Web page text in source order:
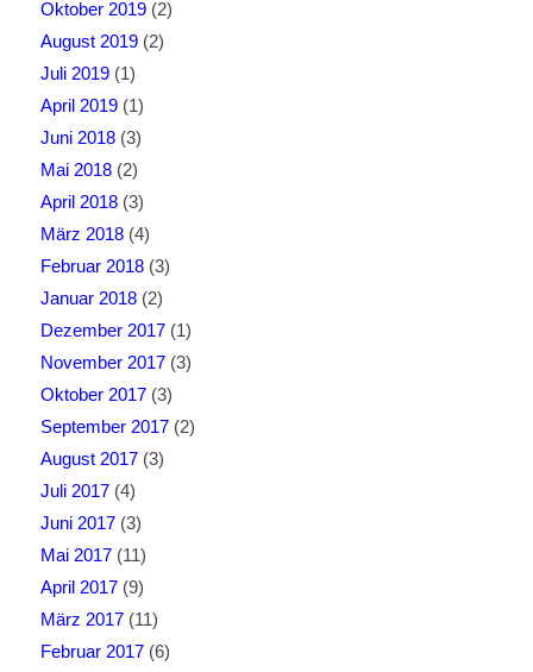
Oktober 2019(2)
August 2019(2)
Juli 2019(1)
April 2019(1)
Juni 2018(3)
Mai 2018(2)
April 2018(3)
März 2018(4)
Februar 2018(3)
Januar 2018(2)
Dezember 2017(1)
November 2017(3)
Oktober 2017(3)
September 2017(2)
August 2017(3)
Juli 2017(4)
Juni 2017(3)
Mai 2017(11)
April 2017(9)
März 2017(11)
Februar 2017(6)